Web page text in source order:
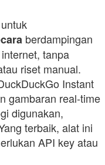
berdampingan
tanpa
riset manual.
Instant
gambaran real‑time
digunakan,
terbaik, alat ini
API key atau